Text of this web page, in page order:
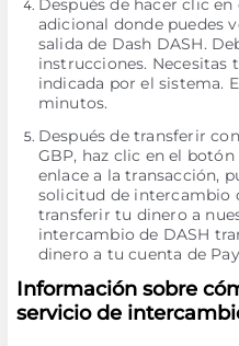
Después de hacer clic
adicional donde puedes
salida de Dash DASH.
instrucciones. Necesitas
indicada por el sistema.
minutos.
Después de transferir
GBP, haz clic en el botón
enlace a la transacción,
solicitud de intercambio
transferir tu dinero a
intercambio de DASH
dinero a tu cuenta de
Información sobre
servicio de